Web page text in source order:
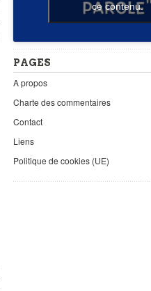
ce contenu.
PAGES
A propos
Charte des commentaires
Contact
Liens
Politique de cookies (UE)